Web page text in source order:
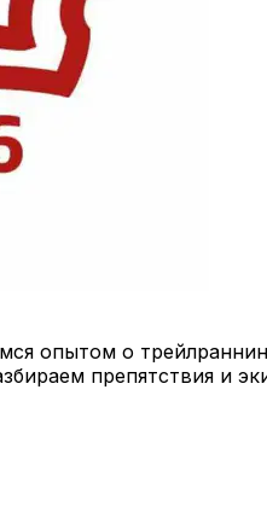
опытом о
препятствия и